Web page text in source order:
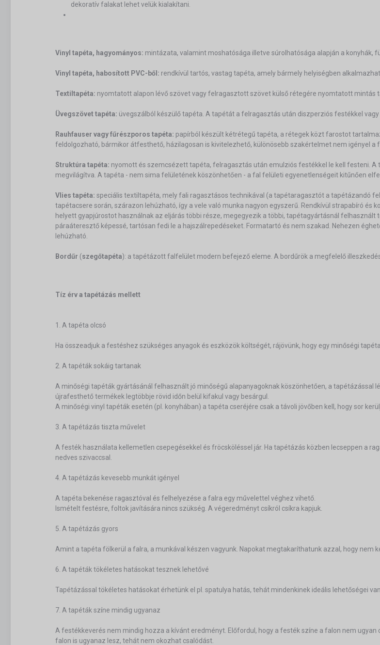
dekoratív falakat lehet velük kialakítani.
Vinyl tapéta, hagyományos: mintázata, valamint moshatósága illetve súrolhatósága alapján a konyhák,
Vinyl tapéta, habosított PVC-ből: rendkívül tartós, vastag tapéta, amely bármely helyiségben
Textiltapéta: nyomtatott alapon lévő szövet vagy felragasztott szövet külső rétegére nyomtatott mintás
Üvegszövet tapéta: üvegszálból készülő tapéta. A tapétát a felragasztás után diszperziós festékkel vagy
Rauhfauser vagy fűrészporos tapéta: papírból készült kétrétegű tapéta, a rétegek közt farostot
feldolgozható, bármikor átfesthető, házilagosan is kivitelezhető, különösebb szakértelmet nem igényel a
Struktúra tapéta: nyomott és szemcsézett tapéta, felragasztás után emulziós festékkel le kell festeni.
megvilágítva. A tapéta - nem sima felületének köszönhetően - a fal felületi egyenetlenségeit kitűnően
Vlies tapéta: speciális textiltapéta, mely fali ragasztásos technikával (a tapétaragasztót a tapétázandó
tapétacsere során, szárazon lehúzható, így a vele való munka nagyon egyszerű. Rendkívül strapabíró és
helyett gyapjúrostot használnak az eljárás többi része, megegyezik a többi, tapétagyártásnál felhasznált
páraáteresztő képessé, tartósan fedi le a hajszálrepedéseket. Formatartó és nem szakad. Nehezen
lehúzható.
Bordűr (szegőtapéta): a tapétázott falfelület modern befejező eleme. A bordűrök a megfelelő
Tíz érv a tapétázás mellett
1. A tapéta olcsó
Ha összeadjuk a festéshez szükséges anyagok és eszközök költségét, rájövünk, hogy egy minőségi
2. A tapéták sokáig tartanak
A minőségi tapéták gyártásánál felhasznált jó minőségű alapanyagoknak köszönhetően, a
újrafesthető termékek legtöbbje rövid időn belül kifakul vagy besárgul.
A minőségi vinyl tapéták esetén (pl. konyhában) a tapéta cseréjére csak a távoli jövőben kell, hogy sor
3. A tapétázás tiszta művelet
A festék használata kellemetlen csepegésekkel és fröcsköléssel jár. Ha tapétázás közben lecseppen a
nedves szivaccsal.
4. A tapétázás kevesebb munkát igényel
A tapéta bekenése ragasztóval és felhelyezése a falra egy művelettel véghez vihető.
Ismételt festésre, foltok javítására nincs szükség. A végeredményt csíkról csíkra kapjuk.
5. A tapétázás gyors
Amint a tapéta fölkerül a falra, a munkával készen vagyunk. Napokat megtakaríthatunk azzal, hogy nem
6. A tapéták tökéletes hatásokat tesznek lehetővé
Tapétázással tökéletes hatásokat érhetünk el pl. spatulya hatás, tehát mindenkinek ideális lehetőségei
7. A tapéták színe mindig ugyanaz
A festékkeverés nem mindig hozza a kívánt eredményt. Előfordul, hogy a festék színe a falon nem
falon is ugyanaz lesz, tehát nem okozhat csalódást.